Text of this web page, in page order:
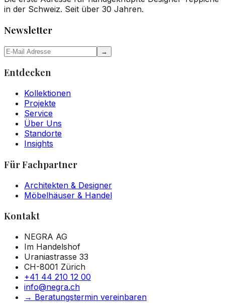
in der Schweiz. Seit über 30 Jahren.
Newsletter
→
Entdecken
Kollektionen
Projekte
Service
Über Uns
Standorte
Insights
Für Fachpartner
Architekten & Designer
Möbelhäuser & Handel
Kontakt
NEGRA AG
Im Handelshof
Uraniastrasse 33
CH-8001 Zürich
+41 44 210 12 00
info@negra.ch
→ Beratungstermin vereinbaren